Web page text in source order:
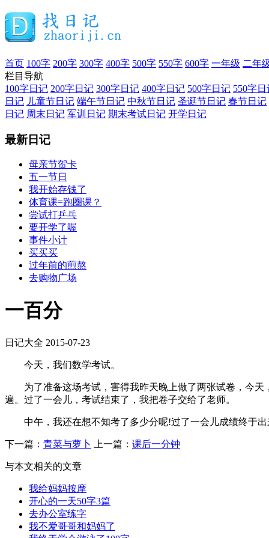
首页 100字 200字 300字 400字 500字 550字 600字 一年级 二年
栏目导航
100字日记 200字日记 300字日记 400字日记 500字日记 550字日
日记 儿童节日记 端午节日记 中秋节日记 圣诞节日记 春节日记
日记 周末日记 军训日记 期末考试日记 开学日记
最新日记
母亲节贺卡
五一节日
我开始存钱了
体育课=跑圈课？
尝试打乒乓
要开学了喔
事件小计
买买买
过年前的煎熬
去购物广场
一百分
日记大全 2015-07-23
今天，我们数学考试。
为了准备这场考试，害得我昨天晚上做了两张试卷，今天
遍。过了一会儿，考试结束了，我把卷子交给了老师。
中午，我还在想不知考了多少分呢!过了一会儿成绩终于出
下一篇： 青菜与萝卜 上一篇： 课后一分钟
与本文相关的文章
我给妈妈按摩
开心的一天50字3篇
去办公室练字
我不爱哥哥和妈妈了